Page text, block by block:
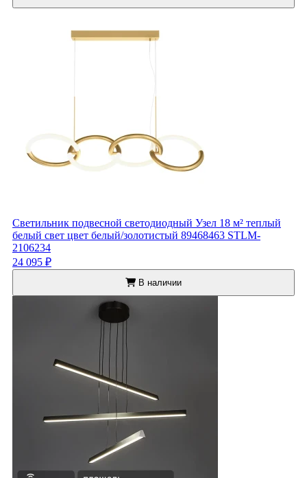
Светильник подвесной светодиодный Узел 18 м² теплый
белый свет цвет белый/золотистый 89468463 STLM-
2106234
24 095 ₽
В наличии